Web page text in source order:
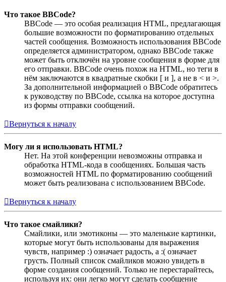
Что такое BBCode?
BBCode — это особая реализация HTML, предлагающая
большие возможности по форматированию отдельных
частей сообщения. Возможность использования BBCode
определяется администратором, однако BBCode также
может быть отключён на уровне сообщения в форме для
его отправки. BBCode очень похож на HTML, но теги в
нём заключаются в квадратные скобки [ и ], а не в < и >.
За дополнительной информацией о BBCode обратитесь
к руководству по BBCode, ссылка на которое доступна
из формы отправки сообщений.
Вернуться к началу
Могу ли я использовать HTML?
Нет. На этой конференции невозможны отправка и
обработка HTML-кода в сообщениях. Большая часть
возможностей HTML по форматированию сообщений
может быть реализована с использованием BBCode.
Вернуться к началу
Что такое смайлики?
Смайлики, или эмотиконы — это маленькие картинки,
которые могут быть использованы для выражения
чувств, например :) означает радость, а :( означает
грусть. Полный список смайликов можно увидеть в
форме создания сообщений. Только не перестарайтесь,
используя их: они легко могут сделать сообщение